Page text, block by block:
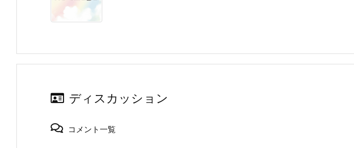
ディスカッション
コメント一覧